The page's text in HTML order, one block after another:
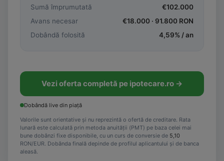
Sumă împrumutată €102.000
Avans necesar
€18.000 · 91.800 RON
Dobândă folosită
4,59% / an
Vezi oferta completă pe ipotecare.ro →
Dobândă live din piață
Valorile sunt orientative și nu reprezintă o ofertă de creditare. Rata
lunară este calculată prin metoda anuității (PMT) pe baza celei mai
bune dobânzi fixe disponibile, cu un curs de conversie de 5,10
RON/EUR. Dobânda finală depinde de profilul aplicantului și de banca
aleasă.